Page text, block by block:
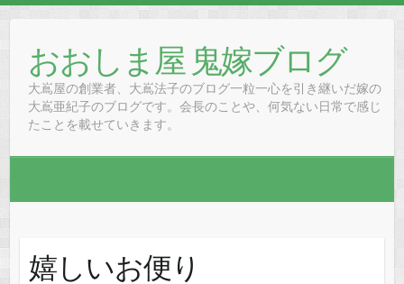
contentおおしま屋 鬼嫁ブログ
大嶌屋の創業者、大嶌法子のブログ一粒一心を引き継いだ嫁の
大嶌亜紀子のブログです。会長のことや、何気ない日常で感じ
たことを載せていきます。
嬉しいお便り